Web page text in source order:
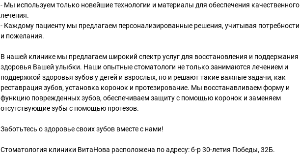
- Мы используем только новейшие технологии и материалы для обеспечения качественного
лечения.
- Каждому пациенту мы предлагаем персонализированные решения, учитывая потребности
и пожелания.
В нашей клинике мы предлагаем широкий спектр услуг для восстановления и поддержания
здоровья Вашей улыбки. Наши опытные стоматологи не только занимаются лечением и
поддержкой здоровья зубов у детей и взрослых, но и решают такие важные задачи, как
реставрация зубов, установка коронок и протезирование. Мы восстанавливаем форму и
функцию поврежденных зубов, обеспечиваем защиту с помощью коронок и заменяем
отсутствующие зубы с помощью протезов.
Заботьтесь о здоровье своих зубов вместе с нами!
Стоматология клиники ВитаНова расположена по адресу: б-р 30-летия Победы, 32Б.